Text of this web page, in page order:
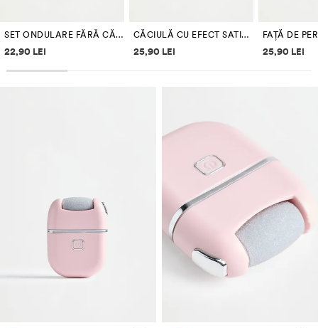
SET ONDULARE FĂRĂ CĂLDURĂ
Informații despre prețuri
22,90 LEI
CĂCIULĂ CU EFECT SATINAT
Informații despre prețuri
25,90 LEI 25,90 LEI